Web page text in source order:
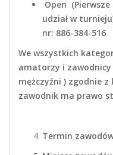
Open (Pierwsze
udział w
nr: 886-384-516
We wszystkich
amatorzy i
mężczyźni ) zgodnie z
zawodnik ma prawo
Termin